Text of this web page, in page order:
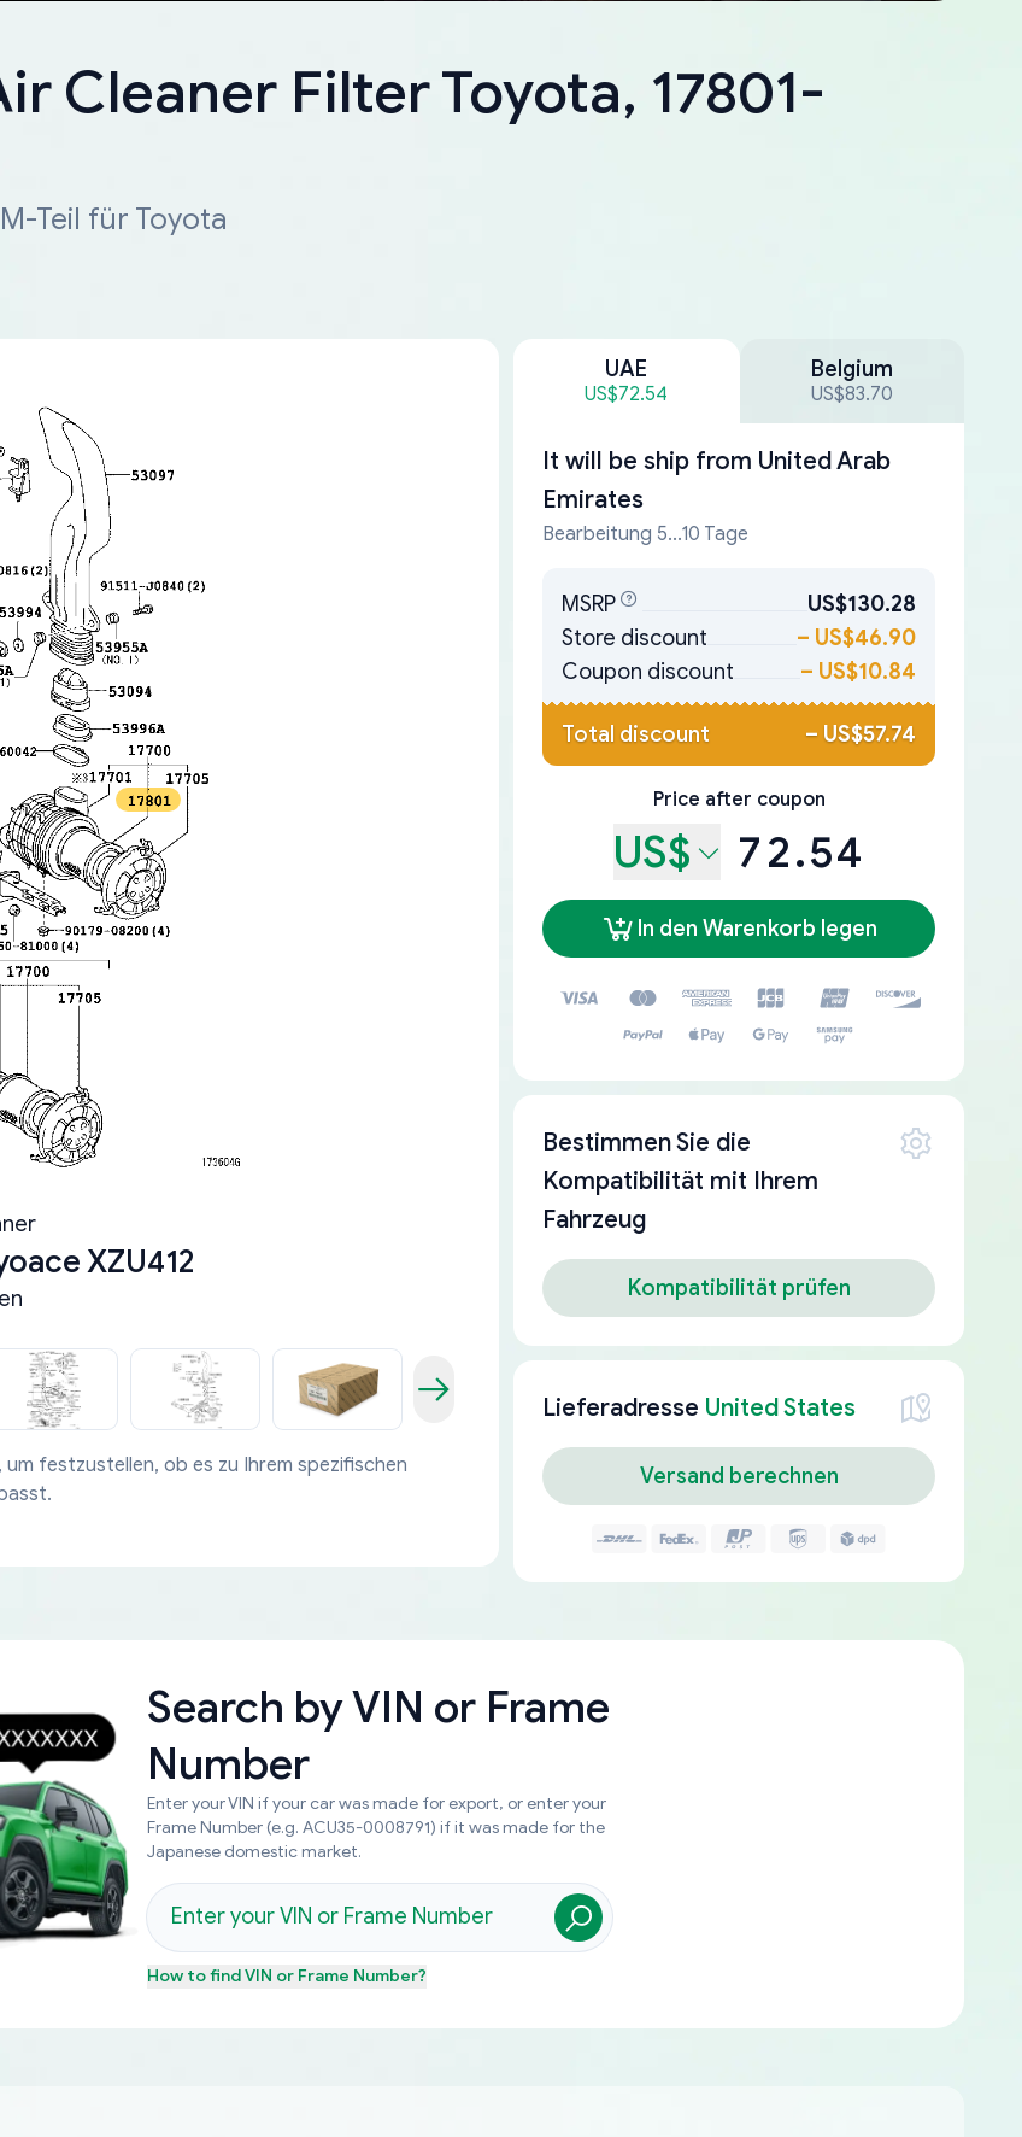
Cleaner Filter Toyota, 17801-
Teil für Toyota
XZU412
um festzustellen, ob es zu Ihrem spezifischen
UAE
US$72.54
Belgium
US$83.70
It will be ship from United Arab
Emirates
Bearbeitung 5...10 Tage
MSRP
US$130.28
Store discount
– US$46.90
Coupon discount
– US$10.84
Total discount – US$57.74
Price after coupon
US$ 72.54
In den Warenkorb legen
Bestimmen Sie die
Kompatibilität mit Ihrem
Fahrzeug
Kompatibilität prüfen
Lieferadresse United States
Versand berechnen
Search byVIN or Frame
Number
Enter your VIN if your car was made for export, or enter your
Frame Number (e.g. ACU35-0008791) if it was made for the
Japanese domestic market.
How to findVIN or Frame Number?